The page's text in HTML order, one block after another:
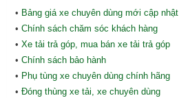
• Bảng giá xe chuyên dùng mới cập nhật
• Chính sách chăm sóc khách hàng
• Xe tải trả góp, mua bán xe tải trả góp
• Chính sách bảo hành
• Phụ tùng xe chuyên dùng chính hãng
• Đóng thùng xe tải, xe chuyên dùng